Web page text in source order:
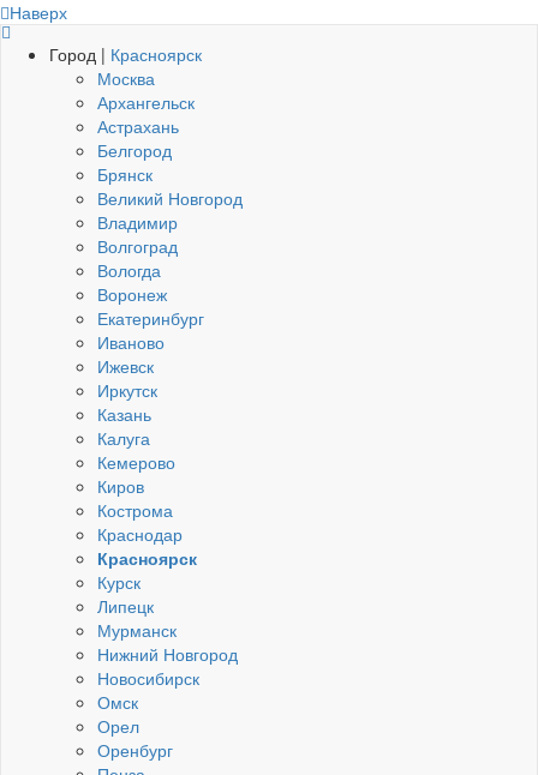
Наверх
Город | Красноярск
Москва
Архангельск
Астрахань
Белгород
Брянск
Великий Новгород
Владимир
Волгоград
Вологда
Воронеж
Екатеринбург
Иваново
Ижевск
Иркутск
Казань
Калуга
Кемерово
Киров
Кострома
Краснодар
Красноярск
Курск
Липецк
Мурманск
Нижний Новгород
Новосибирск
Омск
Орел
Оренбург